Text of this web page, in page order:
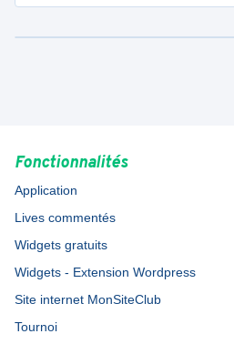
Fonctionnalités
Application
Lives commentés
Widgets gratuits
Widgets - Extension Wordpress
Site internet MonSiteClub
Tournoi